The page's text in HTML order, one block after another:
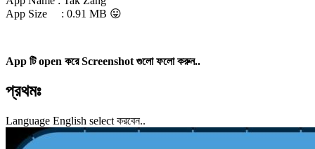
App Size : 0.91 MB 😛
App টি open করে Screenshot গুলো ফলো করুন..
প্রথমঃ
Language English select করবেন..